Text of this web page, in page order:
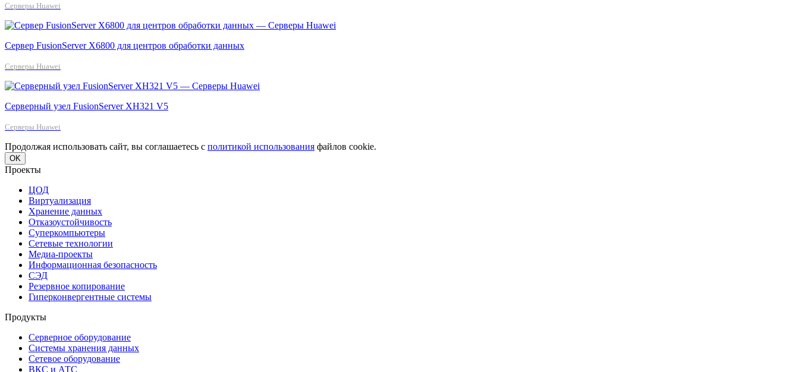
Серверы Huawei
Сервер FusionServer X6800 для центров обработки данных
Серверы Huawei
Серверный узел FusionServer XH321 V5
Серверы Huawei
Продолжая использовать сайт, вы соглашаетесь с политикой использования файлов cookie.
OK
Проекты
ЦОД
Виртуализация
Хранение данных
Отказоустойчивость
Суперкомпьютеры
Сетевые технологии
Медиа-проекты
Информационная безопасность
СЭД
Резервное копирование
Гиперконвергентные системы
Продукты
Серверное оборудование
Системы хранения данных
Сетевое оборудование
ВКС и АТС